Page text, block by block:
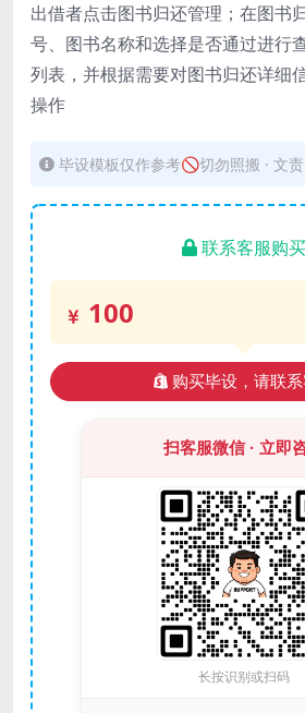
出借者点击图书归还管理；在图书
号、图书名称和选择是否通过进行
列表，并根据需要对图书归还详细
操作
毕设模板仅作参考🚫切勿照搬 · 文
联系客服购买
100
购买毕设，请联
扫客服微信 · 立即
长按识别或扫码